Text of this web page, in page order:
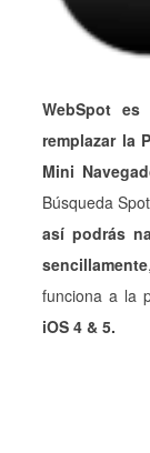
WebSpot
remplazar la
Mini
Búsqueda
así podrás
sencillamente
funciona a la
iOS 4 & 5.